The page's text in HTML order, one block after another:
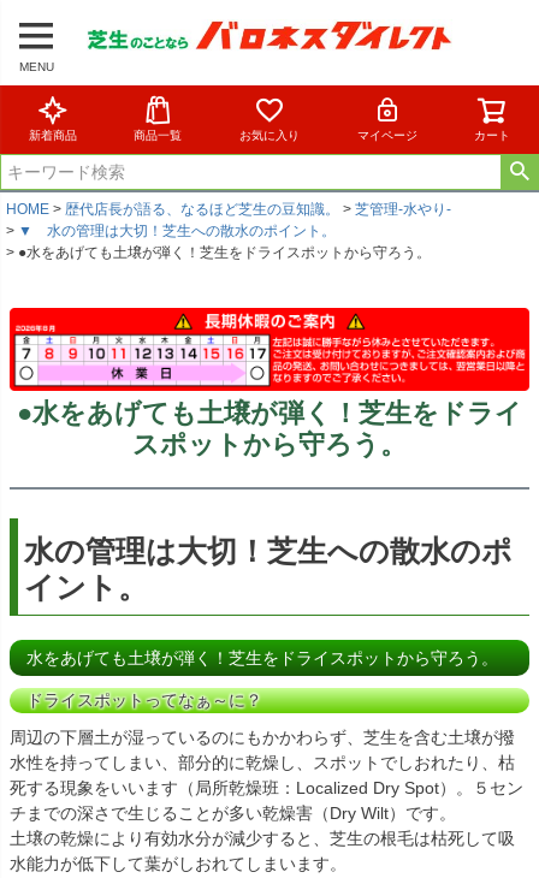
MENU
新着商品 商品一覧 お気に入り マイページ カート
HOME 歴代店長が語る、なるほど芝生の豆知識。
芝管理-水やり-
▼ 水の管理は大切！芝生への散水のポイント。
●水をあげても土壌が弾く！芝生をドライスポットから守ろう。
●水をあげても土壌が弾く！芝生をドライ
スポットから守ろう。
水の管理は大切！芝生への散水のポ
イント。
水をあげても土壌が弾く！芝生をドライスポットから守ろう。
ドライスポットってなぁ～に？
周辺の下層土が湿っているのにもかかわらず、芝生を含む土壌が撥
水性を持ってしまい、部分的に乾燥し、スポットでしおれたり、枯
死する現象をいいます（局所乾燥班：Localized Dry Spot）。５セン
チまでの深さで生じることが多い乾燥害（Dry Wilt）です。
土壌の乾燥により有効水分が減少すると、芝生の根毛は枯死して吸
水能力が低下して葉がしおれてしまいます。